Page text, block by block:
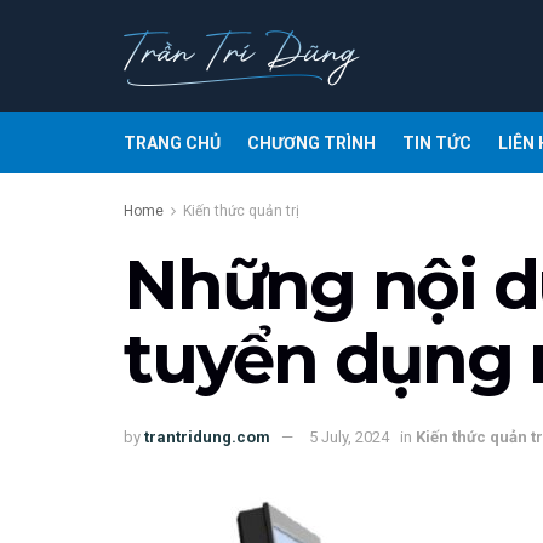
TRANG CHỦ CHƯƠNG TRÌNH TIN TỨC LIÊN
Home Kiến thức quản trị
Những nội
tuyển dụng
by trantridung.com 5 July, 2024 in Kiến thức quản